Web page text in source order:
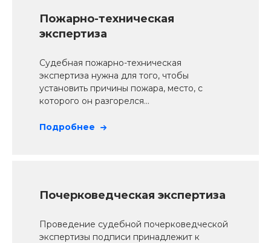
Пожарно-техническая
экспертиза
Судебная пожарно-техническая
экспертиза нужна для того, чтобы
установить причины пожара, место, с
которого он разгорелся...
Подробнее
Почерковедческая экспертиза
Проведение судебной почерковедческой
экспертизы подписи принадлежит к